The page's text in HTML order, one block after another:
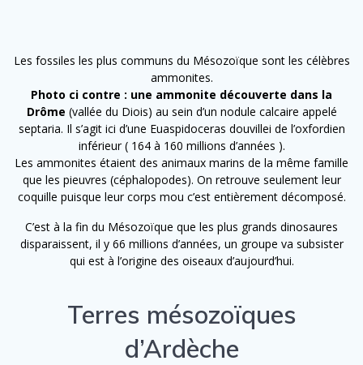
Les fossiles les plus communs du Mésozoïque sont les célèbres
ammonites.
Photo ci contre : une ammonite découverte dans la
Drôme (vallée du Diois) au sein d’un nodule calcaire appelé
septaria. Il s’agit ici d’une Euaspidoceras douvillei de l’oxfordien
inférieur ( 164 à 160 millions d’années ).
Les ammonites étaient des animaux marins de la même famille
que les pieuvres (céphalopodes). On retrouve seulement leur
coquille puisque leur corps mou c’est entièrement décomposé.
C’est à la fin du Mésozoïque que les plus grands dinosaures
disparaissent, il y 66 millions d’années, un groupe va subsister
qui est à l’origine des oiseaux d’aujourd’hui.
Terres mésozoïques
d’Ardèche